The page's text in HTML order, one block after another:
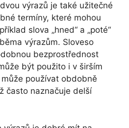
výrazů je také užitečné
termíny, které mohou
slova „hned“ a „poté“
výrazům. Sloveso
bezprostřednost
být použito i v širším
může používat obdobně
často naznačuje delší